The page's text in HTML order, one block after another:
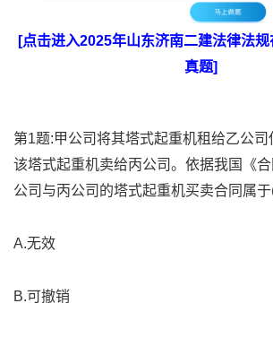
[点击进入2025年山东济南二建法律法
真题]
第1题:甲公司将其塔式起重机租给乙公
该塔式起重机卖给丙公司。依据我国《
公司与丙公司的塔式起重机买卖合同属于
A.无效
B.可撤销